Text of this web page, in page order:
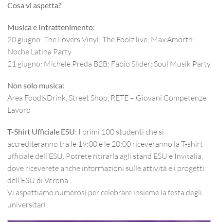
Cosa vi aspetta?
Musica e Intrattenimento:
20 giugno: The Lovers Vinyl; The Foolz live; Max Amorth;
Noche Latina Party
21 giugno: Michele Preda B2B; Fabio Slider; Soul Musik Party
Non solo musica:
Area Food&Drink, Street Shop, RETE – Giovani Competenze
Lavoro
T-Shirt Ufficiale ESU: I primi 100 studenti che si
accrediteranno tra le 19:00 e le 20:00 riceveranno la T-shirt
ufficiale dell’ESU. Potrete ritirarla agli stand ESU e Invitalia,
dove riceverete anche informazioni sulle attività e i progetti
dell’ESU di Verona.
Vi aspettiamo numerosi per celebrare insieme la festa degli
universitari!